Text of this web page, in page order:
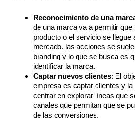
Reconocimiento de una
de una marca va a permitir que
producto o el servicio se llegue
mercado. las acciones se
branding y lo que se busca es
identificar la marca.
Captar nuevos clientes: El
empresa es captar clientes y la
centrar en explorar líneas que
canales que permitan que se
de las conversiones.